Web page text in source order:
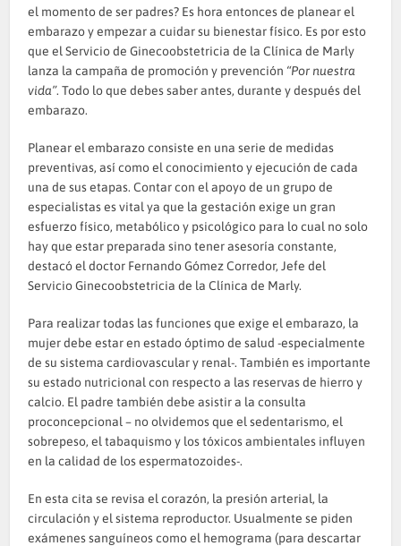
el momento de ser padres? Es hora entonces de planear el
embarazo y empezar a cuidar su bienestar físico. Es por esto
que el Servicio de Ginecoobstetricia de la Clínica de Marly
lanza la campaña de promoción y prevención “Por nuestra
vida”. Todo lo que debes saber antes, durante y después del
embarazo.
Planear el embarazo consiste en una serie de medidas
preventivas, así como el conocimiento y ejecución de cada
una de sus etapas. Contar con el apoyo de un grupo de
especialistas es vital ya que la gestación exige un gran
esfuerzo físico, metabólico y psicológico para lo cual no solo
hay que estar preparada sino tener asesoría constante,
destacó el doctor Fernando Gómez Corredor, Jefe del
Servicio Ginecoobstetricia de la Clínica de Marly.
Para realizar todas las funciones que exige el embarazo, la
mujer debe estar en estado óptimo de salud -especialmente
de su sistema cardiovascular y renal-. También es importante
su estado nutricional con respecto a las reservas de hierro y
calcio. El padre también debe asistir a la consulta
proconcepcional – no olvidemos que el sedentarismo, el
sobrepeso, el tabaquismo y los tóxicos ambientales influyen
en la calidad de los espermatozoides-.
En esta cita se revisa el corazón, la presión arterial, la
circulación y el sistema reproductor. Usualmente se piden
exámenes sanguíneos como el hemograma (para descartar